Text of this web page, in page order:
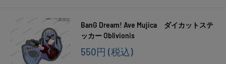
BanG Dream! Ave Mujica ダイカットステ
ッカー Oblivionis
販
550円 (税込)